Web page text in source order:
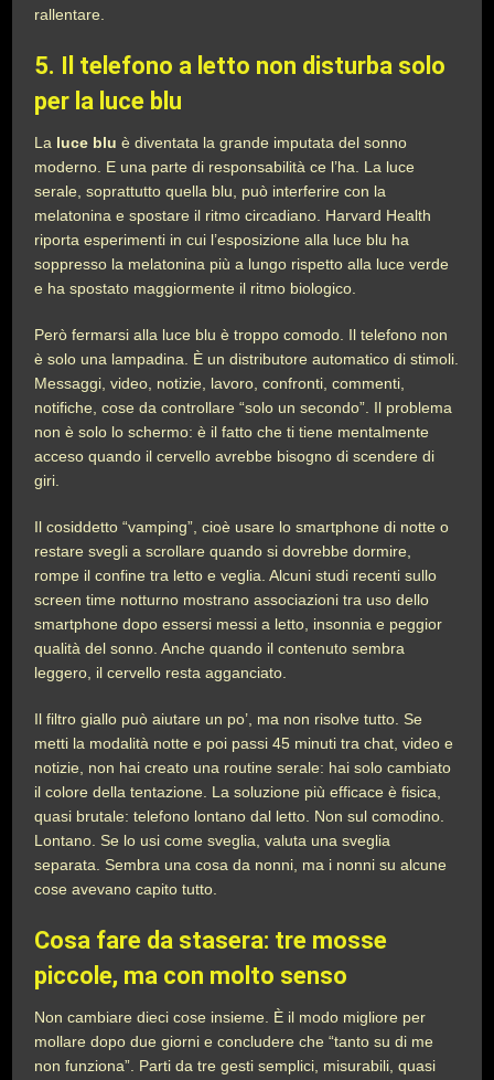
rallentare.
5. Il telefono a letto non disturba solo
per la luce blu
La luce blu è diventata la grande imputata del sonno
moderno. E una parte di responsabilità ce l’ha. La luce
serale, soprattutto quella blu, può interferire con la
melatonina e spostare il ritmo circadiano. Harvard Health
riporta esperimenti in cui l’esposizione alla luce blu ha
soppresso la melatonina più a lungo rispetto alla luce verde
e ha spostato maggiormente il ritmo biologico.
Però fermarsi alla luce blu è troppo comodo. Il telefono non
è solo una lampadina. È un distributore automatico di stimoli.
Messaggi, video, notizie, lavoro, confronti, commenti,
notifiche, cose da controllare “solo un secondo”. Il problema
non è solo lo schermo: è il fatto che ti tiene mentalmente
acceso quando il cervello avrebbe bisogno di scendere di
giri.
Il cosiddetto “vamping”, cioè usare lo smartphone di notte o
restare svegli a scrollare quando si dovrebbe dormire,
rompe il confine tra letto e veglia. Alcuni studi recenti sullo
screen time notturno mostrano associazioni tra uso dello
smartphone dopo essersi messi a letto, insonnia e peggior
qualità del sonno. Anche quando il contenuto sembra
leggero, il cervello resta agganciato.
Il filtro giallo può aiutare un po’, ma non risolve tutto. Se
metti la modalità notte e poi passi 45 minuti tra chat, video e
notizie, non hai creato una routine serale: hai solo cambiato
il colore della tentazione. La soluzione più efficace è fisica,
quasi brutale: telefono lontano dal letto. Non sul comodino.
Lontano. Se lo usi come sveglia, valuta una sveglia
separata. Sembra una cosa da nonni, ma i nonni su alcune
cose avevano capito tutto.
Cosa fare da stasera: tre mosse
piccole, ma con molto senso
Non cambiare dieci cose insieme. È il modo migliore per
mollare dopo due giorni e concludere che “tanto su di me
non funziona”. Parti da tre gesti semplici, misurabili, quasi